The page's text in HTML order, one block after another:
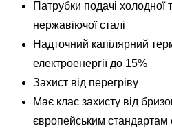
Патрубки подачі холодної
нержавіючої сталі
Надточний капілярний
електроенергії до 15%
Захист від перегріву
Має клас захисту від
європейським стандартам